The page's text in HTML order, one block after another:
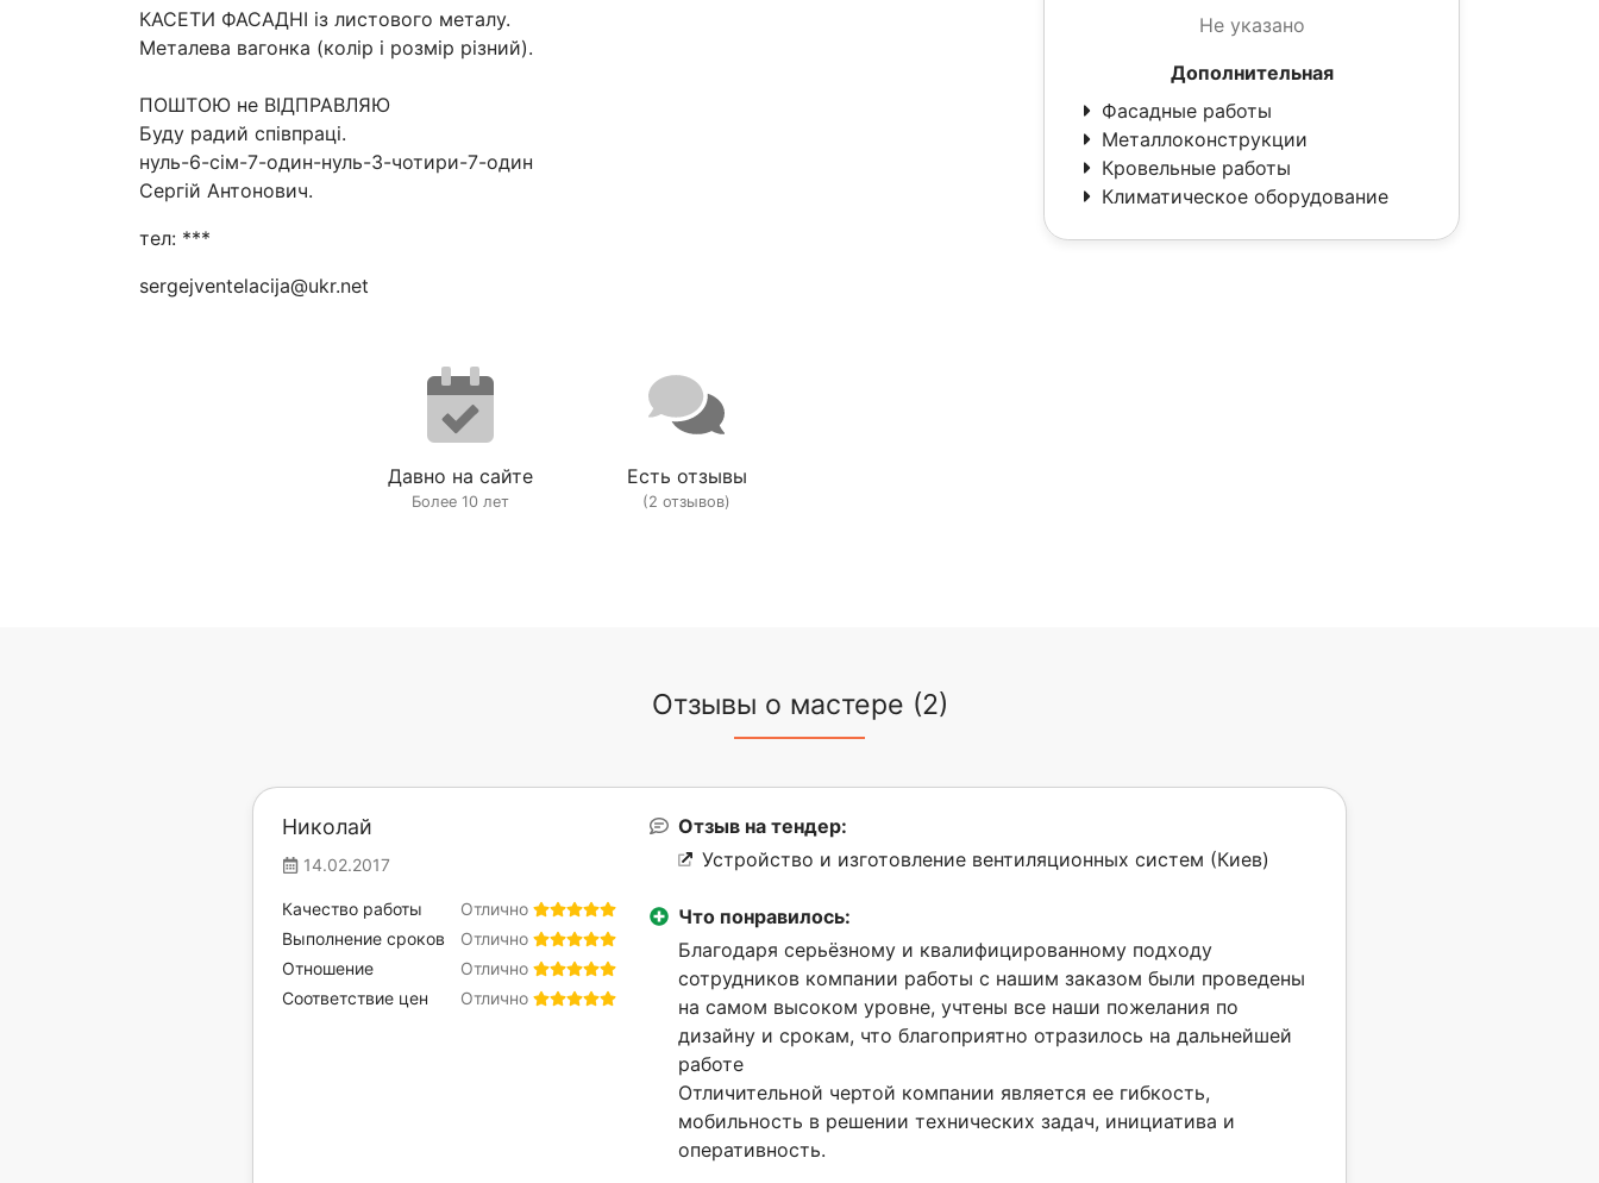
КАСЕТИ ФАСАДНІ із листового металу.
Металева вагонка (колір і розмір різний).
ПОШТОЮ не ВІДПРАВЛЯЮ
Буду радий співпраці.
нуль-6-сім-7-один-нуль-3-чотири-7-один
Сергій Антонович.
тел: ***
sergejventelacija@ukr.net
Давно на сайте
Более 10 лет
Есть отзывы
(2 отзывов)
Не указано
Дополнительная
Фасадные работы
Металлоконструкции
Кровельные работы
Климатическое оборудование
Отзывы о мастере (2)
Николай
14.02.2017
Отлично
Качество работы
Отлично
Выполнение сроков
Отлично
Отношение
Отлично
Соответствие цен
Отзыв на тендер:
Устройство и изготовление вентиляционных систем (Киев)
Что понравилось:
Благодаря серьёзному и квалифицированному подходу
сотрудников компании работы с нашим заказом были проведены
на самом высоком уровне, учтены все наши пожелания по
дизайну и срокам, что благоприятно отразилось на дальнейшей
работе
Отличительной чертой компании является ее гибкость,
мобильность в решении технических задач, инициатива и
оперативность.